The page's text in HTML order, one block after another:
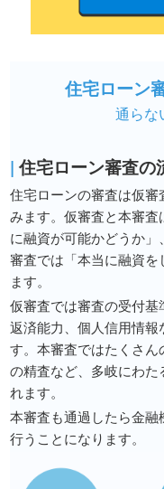
住宅ローン
通らな
| 住宅ローン審査の
住宅ローンの審査は仮
みます。仮審査と本審
に融資が可能かどうか
審査では「本当に融資
ます。
仮審査では審査の受付
返済能力、個人信用情
す。本審査ではたくさ
の精査など、多岐にわ
れます。
本審査も通過したら金
行うことになります。